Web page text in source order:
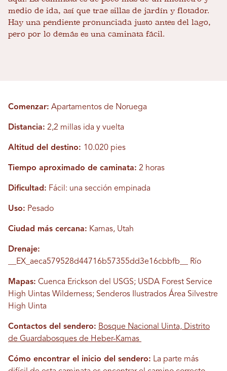
medio de ida, así que trae sillas de jardín y flotador.
Hay una pendiente pronunciada justo antes del lago,
pero por lo demás es una caminata fácil.
Comenzar: Apartamentos de Noruega
Distancia: 2,2 millas ida y vuelta
Altitud del destino: 10.020 pies
Tiempo aproximado de caminata: 2 horas
Dificultad: Fácil: una sección empinada
Uso: Pesado
Ciudad más cercana: Kamas, Utah
Drenaje:
__EX_aeca579528d44716b57355dd3e16cbbfb__ Río
Mapas: Cuenca Erickson del USGS; USDA Forest Service
High Uintas Wilderness; Senderos Ilustrados Área Silvestre
High Uinta
Contactos del sendero: Bosque Nacional Uinta, Distrito
de Guardabosques de Heber-Kamas
Cómo encontrar el inicio del sendero: La parte más